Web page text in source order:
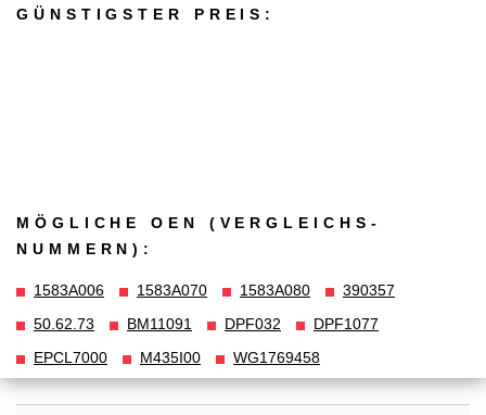
GÜNSTIGSTER PREIS:
MÖGLICHE OEN (VERGLEICHS­
NUMMERN):
1583A006 1583A070 1583A080
390357
50.62.73
BM11091 DPF032
DPF1077
EPCL7000
M435I00 WG1769458